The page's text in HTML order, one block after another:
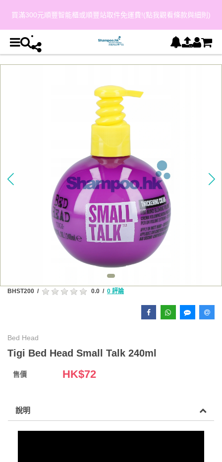
買滿300元順豐智能櫃或順豐站取件免運費!(點我觀看條款與細則)
BHST200 / 0.0 / 0 評論
Bed Head
Tigi Bed Head Small Talk 240ml
售價 HK$72
說明